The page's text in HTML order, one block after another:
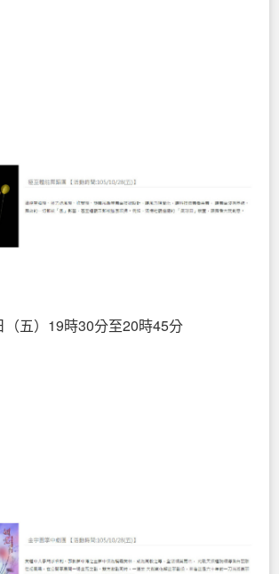
（五）19時30分至20時45分